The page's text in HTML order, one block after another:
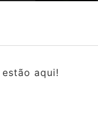
aqui!